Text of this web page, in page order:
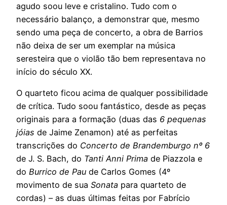
agudo soou leve e cristalino. Tudo com o
necessário balanço, a demonstrar que, mesmo
sendo uma peça de concerto, a obra de Barrios
não deixa de ser um exemplar na música
seresteira que o violão tão bem representava no
início do século XX.
O quarteto ficou acima de qualquer possibilidade
de crítica. Tudo soou fantástico, desde as peças
originais para a formação (duas das 6 pequenas
jóias de Jaime Zenamon) até as perfeitas
transcrições do Concerto de Brandemburgo nº 6
de J. S. Bach, do Tanti Anni Prima de Piazzola e
do Burrico de Pau de Carlos Gomes (4º
movimento de sua Sonata para quarteto de
cordas) – as duas últimas feitas por Fabrício